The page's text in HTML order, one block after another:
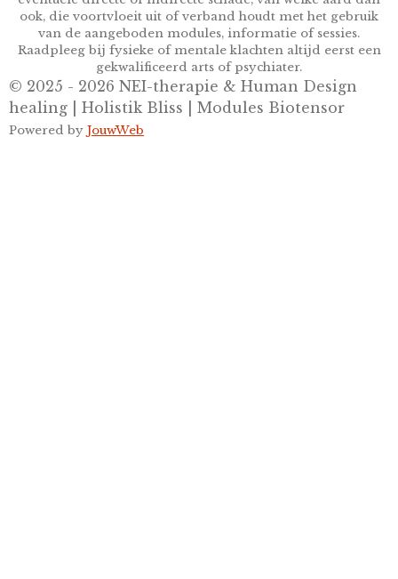
ook, die voortvloeit uit of verband houdt met het gebruik
van de aangeboden modules, informatie of sessies.
Raadpleeg bij fysieke of mentale klachten altijd eerst een
gekwalificeerd arts of psychiater.
© 2025 - 2026 NEI-therapie & Human Design
healing | Holistik Bliss | Modules Biotensor
Powered by JouwWeb